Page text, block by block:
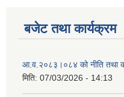
बजेट तथा कार्यक्रम
आ.व.२०८३।०८४ को नीति तथा
मिति: 07/03/2026 - 14:13